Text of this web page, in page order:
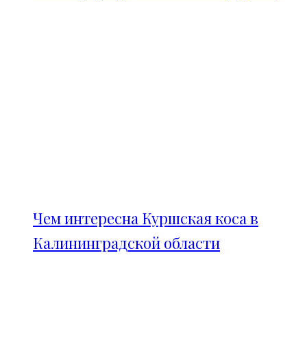
Чем интересна Куршская коса в
Калининградской области